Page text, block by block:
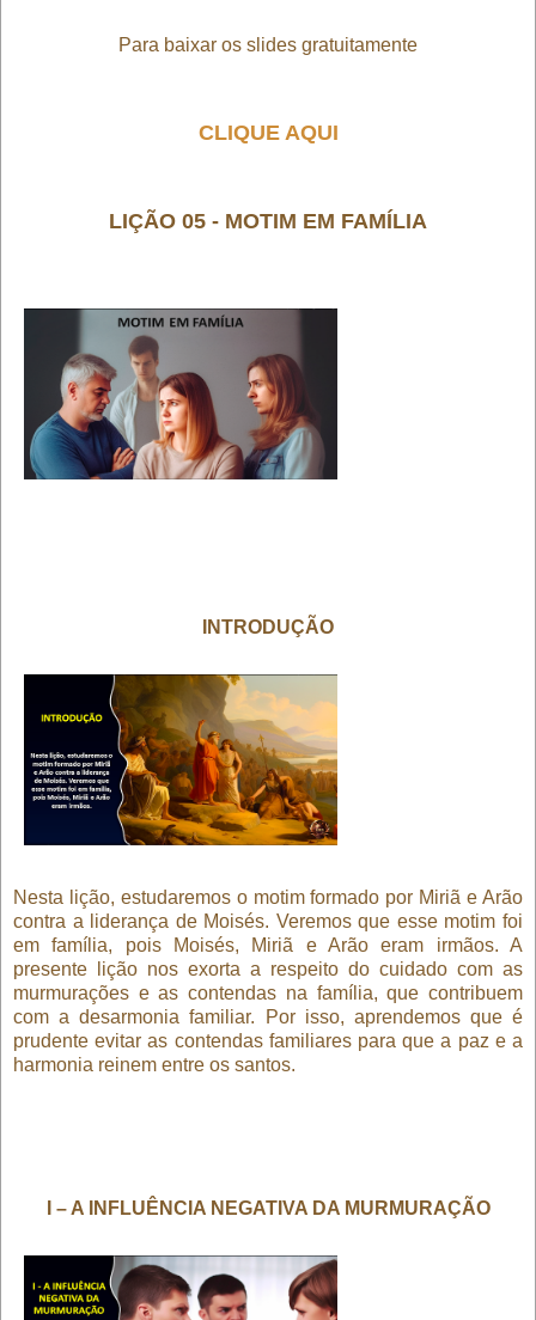
Para baixar os slides gratuitamente
CLIQUE AQUI
LIÇÃO 05 - MOTIM EM FAMÍLIA
INTRODUÇÃO
Nesta lição, estudaremos o motim formado por Miriã e Arão
contra a liderança de Moisés. Veremos que esse motim foi
em família, pois Moisés, Miriã e Arão eram irmãos. A
presente lição nos exorta a respeito do cuidado com as
murmurações e as contendas na família, que contribuem
com a desarmonia familiar. Por isso, aprendemos que é
prudente evitar as contendas familiares para que a paz e a
harmonia reinem entre os santos.
I – A INFLUÊNCIA NEGATIVA DA MURMURAÇÃO